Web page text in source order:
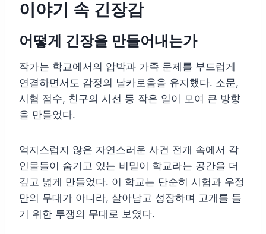
이야기 속 긴장감
어떻게 긴장을 만들어내는가
작가는 학교에서의 압박과 가족 문제를 부드럽게
연결하면서도 감정의 날카로움을 유지했다. 소문,
시험 점수, 친구의 시선 등 작은 일이 모여 큰 방향
을 만들었다.
억지스럽지 않은 자연스러운 사건 전개 속에서 각
인물들이 숨기고 있는 비밀이 학교라는 공간을 더
깊고 넓게 만들었다. 이 학교는 단순히 시험과 우정
만의 무대가 아니라, 살아남고 성장하며 고개를 들
기 위한 투쟁의 무대로 보였다.